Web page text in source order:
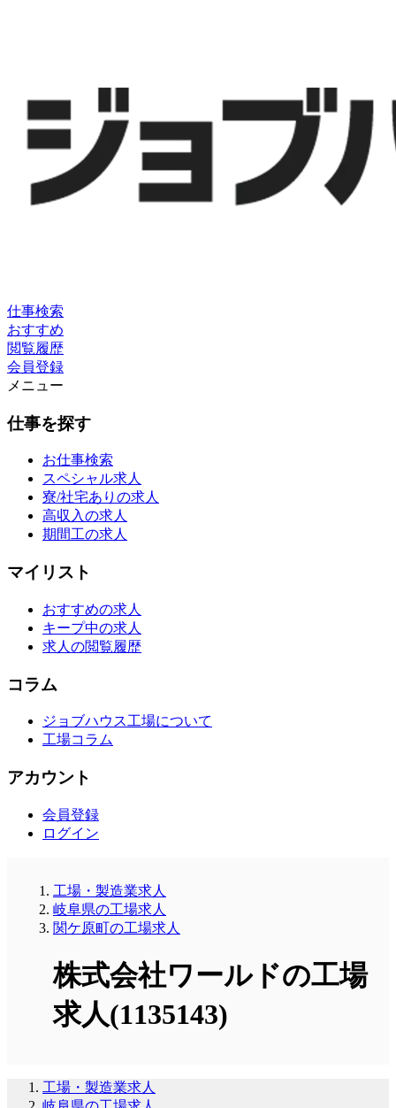
仕事検索
おすすめ
閲覧履歴
会員登録
メニュー
仕事を探す
お仕事検索
スペシャル求人
寮/社宅ありの求人
高収入の求人
期間工の求人
マイリスト
おすすめの求人
キープ中の求人
求人の閲覧履歴
コラム
ジョブハウス工場について
工場コラム
アカウント
会員登録
ログイン
工場・製造業求人
岐阜県の工場求人
関ケ原町の工場求人
株式会社ワールドの工場
求人(1135143)
工場・製造業求人